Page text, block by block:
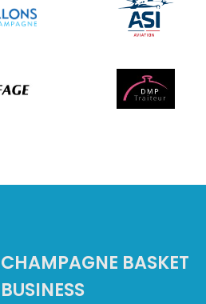
CHAMPAGNE BASKET
BUSINESS